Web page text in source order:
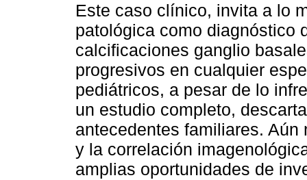
Este caso clínico, invita a lo
patológica como diagnóstico
calcificaciones ganglio
progresivos en cualquier
pediátricos, a pesar de lo
un estudio completo,
antecedentes familiares.
y la correlación
amplias oportunidades de